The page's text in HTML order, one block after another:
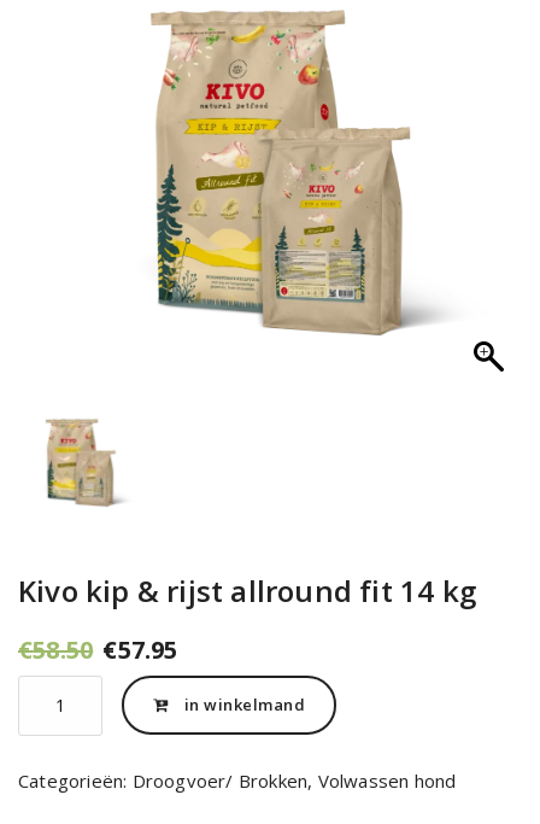
Kivo kip & rijst allround fit 14 kg
€58.50 Oorspronkelijke
prijs
was:
€58.50.
€57.95
prijs
is:
€57.95.
Kivo
&
allround
in winkelmand
Categorieën: Droogvoer/ Brokken, Volwassen hond